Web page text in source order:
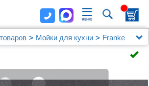
Мойки для кухни
Franke
Franke Maris MRG 610-42 оникс